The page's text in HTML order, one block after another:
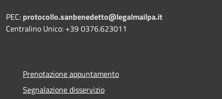
PEC: protocollo.sanbenedetto@legalmailpa.it
Centralino Unico: +39 0376.623011
Prenotazione appuntamento
Segnalazione disservizio